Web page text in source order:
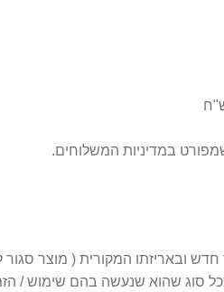
סוג שהוא שנעשה בהם שימוש /